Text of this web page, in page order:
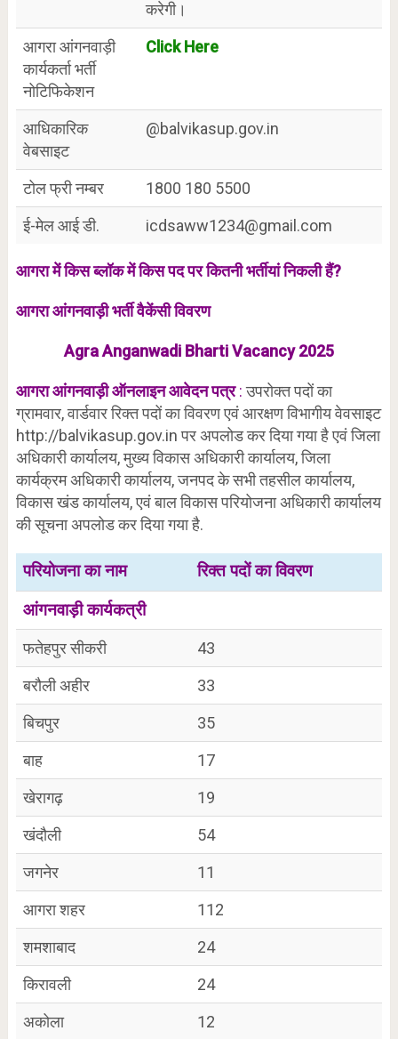
करेगी।
आगरा आंगनवाड़ी
कार्यकर्ता भर्ती
नोटिफिकेशन
Click Here
आधिकारिक
वेबसाइट
@balvikasup.gov.in
टोल फ्री नम्बर
1800 180 5500
ई-मेल आई डी.
icdsaww1234@gmail.com
आगरा में किस ब्लॉक में किस पद पर कितनी भर्तीयां निकली हैं?
आगरा आंगनवाड़ी भर्ती वैकेंसी विवरण
Agra Anganwadi Bharti Vacancy 2025
आगरा आंगनवाड़ीऑनलाइनआवेदन पत्र:उपरोक्त पदों का
ग्रामवार, वार्डवार रिक्त पदों का विवरण एवं आरक्षण विभागीय वेवसाइट
http://balvikasup.gov.in पर अपलोड कर दिया गया है एवं जिला
अधिकारी कार्यालय, मुख्य विकास अधिकारी कार्यालय, जिला
कार्यक्रम अधिकारी कार्यालय, जनपद के सभी तहसील कार्यालय,
विकास खंड कार्यालय, एवं बाल विकास परियोजना अधिकारी कार्यालय
की सूचना अपलोड कर दिया गया है.
परियोजना का नाम
रिक्त पदों का विवरण
आंगनवाड़ी कार्यकत्री
फतेहपुर सीकरी
43
बरौली अहीर
33
बिचपुर
35
बाह
17
खेरागढ़
19
खंदौली
54
जगनेर
11
आगरा शहर
112
शमशाबाद
24
किरावली
24
अकोला
12